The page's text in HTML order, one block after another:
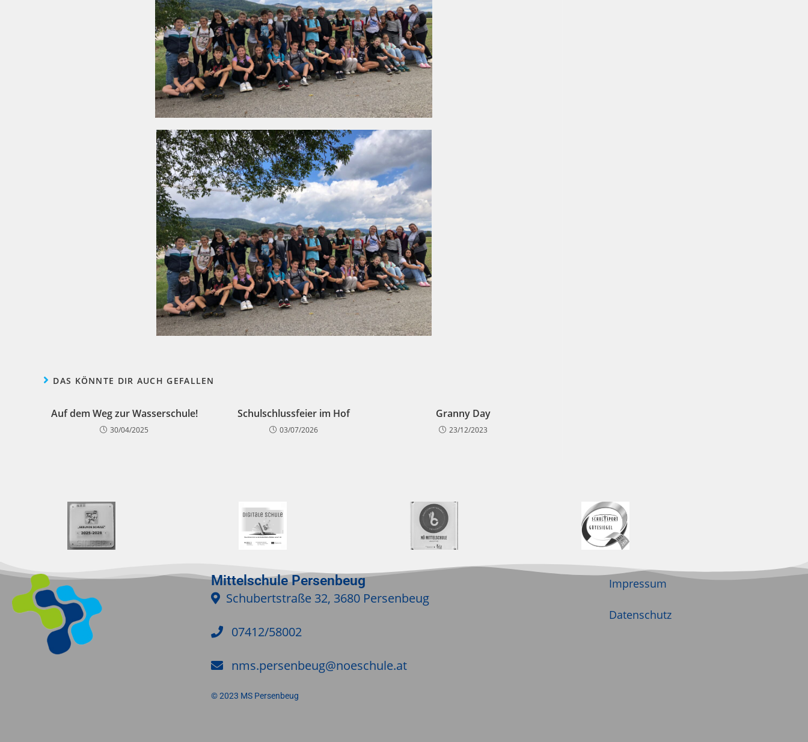
DAS KÖNNTE DIR AUCH GEFALLEN
Auf dem Weg zur Wasserschule!
30/04/2025
Schulschlussfeier im Hof
03/07/2026
Granny Day
23/12/2023
Mittelschule Persenbeug
Schubertstraße 32, 3680 Persenbeug
07412/58002
nms.persenbeug@noeschule.at
© 2023 MS Persenbeug
Impressum
Datenschutz